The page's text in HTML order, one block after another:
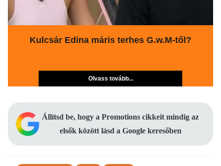
Kulcsár Edina máris terhes G.w.M-től?
Olvass tovább...
Állítsd be, hogy a Promotions cikkeit mindig az
elsők között lásd a Google keresőben